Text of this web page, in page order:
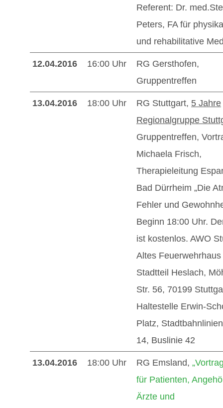
Referent: Dr.
Peters, FA für
und rehabilitative
12.04.2016 16:00 Uhr
RG Gersthofen,
Gruppentreffen
13.04.2016 18:00 Uhr RG Stuttgart, 5 Jahre
Regionalgruppe
Gruppentreffen,
Michaela Frisch,
Therapieleitung
Bad Dürrheim „Die
Fehler und
Beginn 18:00 Uhr.
ist kostenlos. AWO
Altes
Stadtteil Heslach,
Str. 56, 70199
Haltestelle Erwin-
Platz,
14, Buslinie 42
13.04.2016 18:00 Uhr RG Emsland,
für Patienten,
Ärzte und